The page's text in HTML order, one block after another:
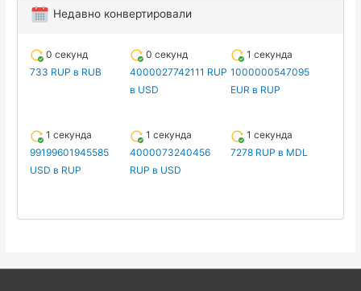
Недавно конвертировали
0 секунд
733 RUP в RUB
0 секунд
4000027742111 RUP
в USD
1 секунда
1000000547095
EUR в RUP
1 секунда
99199601945585
USD в RUP
1 секунда
4000073240456
RUP в USD
1 секунда
7278 RUP в MDL